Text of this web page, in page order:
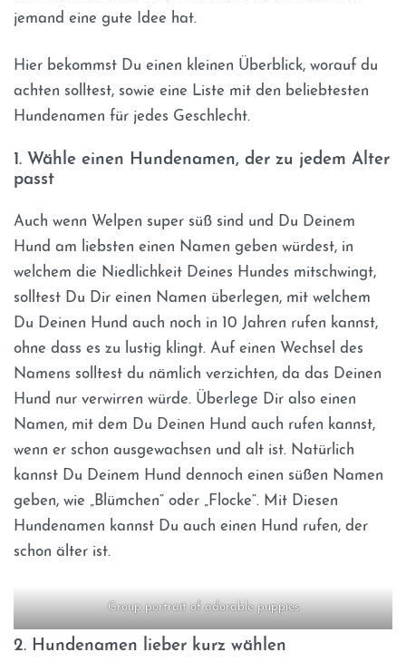
jemand eine gute Idee hat.
Hier bekommst Du einen kleinen Überblick, worauf du
achten solltest, sowie eine Liste mit den beliebtesten
Hundenamen für jedes Geschlecht.
1. Wähle einen Hundenamen, der zu jedem Alter
passt
Auch wenn Welpen super süß sind und Du Deinem
Hund am liebsten einen Namen geben würdest, in
welchem die Niedlichkeit Deines Hundes mitschwingt,
solltest Du Dir einen Namen überlegen, mit welchem
Du Deinen Hund auch noch in 10 Jahren rufen kannst,
ohne dass es zu lustig klingt. Auf einen Wechsel des
Namens solltest du nämlich verzichten, da das Deinen
Hund nur verwirren würde. Überlege Dir also einen
Namen, mit dem Du Deinen Hund auch rufen kannst,
wenn er schon ausgewachsen und alt ist. Natürlich
kannst Du Deinem Hund dennoch einen süßen Namen
geben, wie „Blümchen“ oder „Flocke“. Mit Diesen
Hundenamen kannst Du auch einen Hund rufen, der
schon älter ist.
Group portrait of adorable puppies
2. Hundenamen lieber kurz wählen